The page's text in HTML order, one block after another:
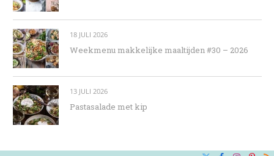
18 JULI 2026
Weekmenu makkelijke maaltijden #30 – 2026
13 JULI 2026
Pastasalade met kip